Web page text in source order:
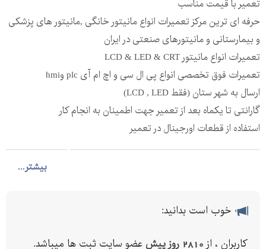
بیشتر...
تعمیر با قیمت مناسب
حرفه ای ترین مرکز تعمیرات انواع مانیتور خانگی ,مانیتور های پزشکی
و بیمارستانی و مانیتورهای صنعتی در ایران
تعمیرات انواع مانیتور LCD & LED & CRT
تعمیرات فوق تخصصی انواع پی ال سی و اچ ام آی plc وhmi
ارسال به شهر ستان (فقط LCD , LED)
گارانتی تا یکماه بعد از تعمیر جهت اطمینان به انجام کار
استفاده از قطعات اورجینال در تعمیر
________________________________________ _____________
تعمیرات پنل ، تعمیر رس پنل ، اشکالات مانیتور ها ، تعمیر تلویریون ،
ال ای دی ، پلاسما ، کدهای مخفی مانیتور ، کد مخفی الجی ، مایران ،
خوب است بدانید:
کاربران ، از 2810 روز پیش عضو سایت ثبت ها میباشد.